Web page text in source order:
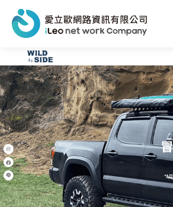
網站設計報價洽詢
聯絡人姓名※
聯絡電話※
公司名稱